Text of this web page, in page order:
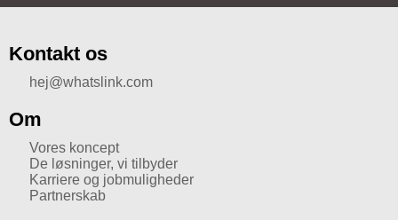
Kontakt os
hej@whatslink.com
Om
Vores koncept
De løsninger, vi tilbyder
Karriere og jobmuligheder
Partnerskab